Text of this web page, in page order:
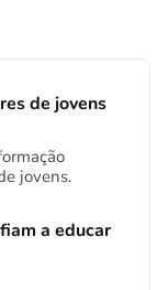
de jovens
jovens.
a educar